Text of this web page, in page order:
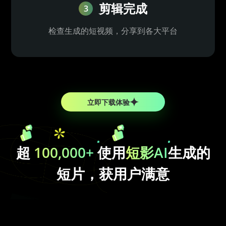
3 剪辑完成
检查生成的短视频，分享到各大平台
立即下载体验
超 100,000+使用短影AI生成的
短片，获用户满意